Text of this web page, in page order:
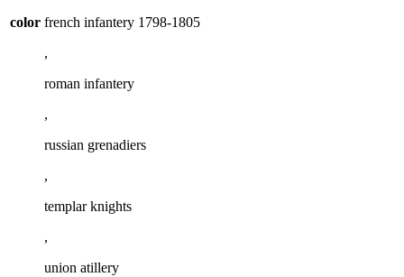
color french infantery 1798-1805
,
roman infantery
,
russian grenadiers
,
templar knights
,
union atillery